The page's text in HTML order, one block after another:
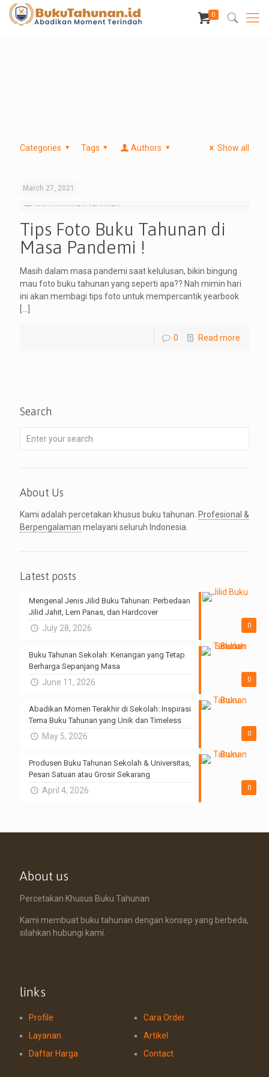
0
Categories Tags Authors Show all
March 27, 2021
Tips Foto Buku Tahunan di
Masa Pandemi !
Masih dalam masa pandemi saat kelulusan, bikin bingung
mau foto buku tahunan yang seperti apa?? Nah mimin hari
ini akan membagi tips foto untuk mempercantik yearbook
0 Read more
Search
About Us
Kami adalah percetakan khusus buku tahunan. Profesional &
Berpengalaman melayani seluruh Indonesia.
Latest posts
0
Mengenal Jenis Jilid Buku Tahunan: Perbedaan
Jilid Jahit, Lem Panas, dan Hardcover
July 28, 2026
0
Buku Tahunan Sekolah: Kenangan yang Tetap
Berharga Sepanjang Masa
June 11, 2026
0
Abadikan Momen Terakhir di Sekolah: Inspirasi
Tema Buku Tahunan yang Unik dan Timeless
May 5, 2026
0
Produsen Buku Tahunan Sekolah & Universitas,
Pesan Satuan atau Grosir Sekarang
April 4, 2026
About us
Percetakan Khusus Buku Tahunan
Kami membuat buku tahunan dengan konsep yang berbeda,
silahkan hubungi kami.
links
Profile
Layanan
Daftar Harga
Cara Order
Artikel
Contact